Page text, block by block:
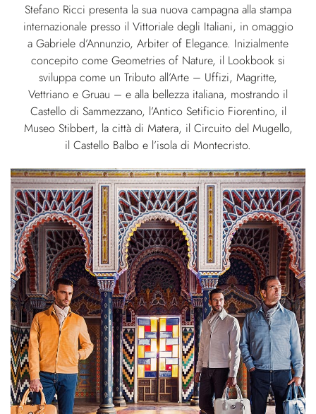
Stefano Ricci presenta la sua nuova campagna alla stampa
internazionale presso il Vittoriale degli Italiani, in omaggio
a Gabriele d’Annunzio, Arbiter of Elegance. Inizialmente
concepito come Geometries of Nature, il Lookbook si
sviluppa come un Tributo all’Arte – Uffizi, Magritte,
Vettriano e Gruau – e alla bellezza italiana, mostrando il
Castello di Sammezzano, l’Antico Setificio Fiorentino, il
Museo Stibbert, la città di Matera, il Circuito del Mugello,
il Castello Balbo e l’isola di Montecristo.